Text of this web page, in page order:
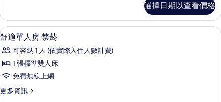
情
的
所
有
相
片
房
禁
菸
詳
情
選擇日期以查看價格
顯
示
舒
適
單
人
客房內保險箱、書桌、免費無線上網、
4
舒適單人房 禁菸
可容納 1 人 (依實際入住人數計費)
1 張標準雙人床
免費無線上網
更多資訊
更